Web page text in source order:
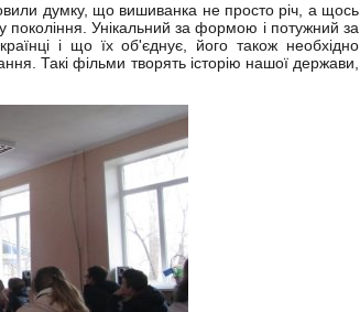
думку, що вишиванка не просто річ, а щось
покоління. Унікальний за формою і потужний за
і що їх об'єднує, його також необхідно
Такі фільми творять історію нашої держави,